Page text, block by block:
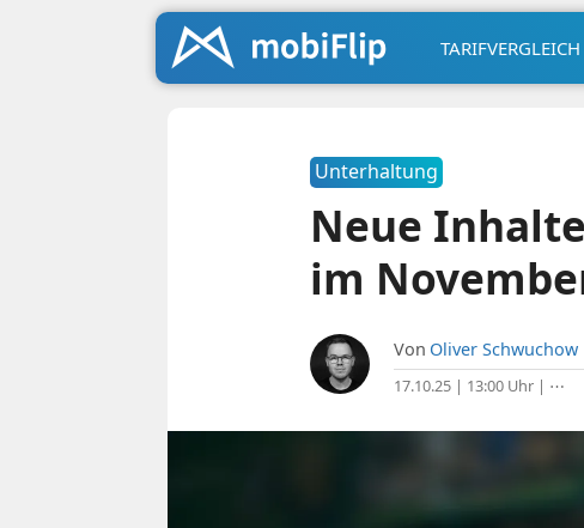
TARIFVERGLEICH
Unterhaltung
Neue
im
Von Oliver Schwuchow
17.10.25 | 13:00 Uhr| ⋯